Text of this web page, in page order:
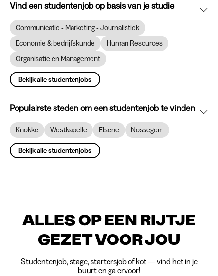
Vind een studentenjob op basis van je studie
Communicatie - Marketing - Journalistiek
Economie & bedrijfskunde
Human Resources
Organisatie en Management
Bekijk alle studentenjobs
Populairste steden om een studentenjob te vinden
Knokke Westkapelle Elsene Nossegem
Bekijk alle studentenjobs
ALLES OP EEN RIJTJE
GEZET VOOR JOU
Studentenjob, stage, startersjob of kot — vind het in je
buurt en ga ervoor!